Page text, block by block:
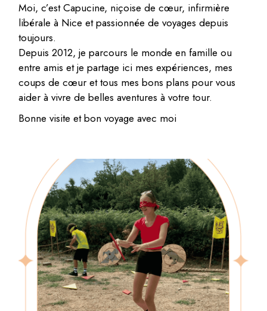
Moi, c’est Capucine, niçoise de cœur, infirmière
libérale à Nice et passionnée de voyages depuis
toujours.
Depuis 2012, je parcours le monde en famille ou
entre amis et je partage ici mes expériences, mes
coups de cœur et tous mes bons plans pour vous
aider à vivre de belles aventures à votre tour.
Bonne visite et bon voyage avec moi